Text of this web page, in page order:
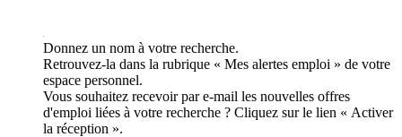
Donnez un nom à votre recherche.
Retrouvez-la dans la rubrique « Mes alertes emploi » de votre
espace personnel.
Vous souhaitez recevoir par e-mail les nouvelles offres
d'emploi liées à votre recherche ? Cliquez sur le lien « Activer
la réception ».